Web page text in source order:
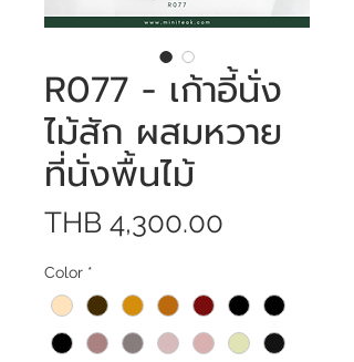
R077 - เก้าอี้นั่ง
ไม้สัก ผสมหวาย
ที่นั่งพื้นไม้
THB 4,300.00
Color *